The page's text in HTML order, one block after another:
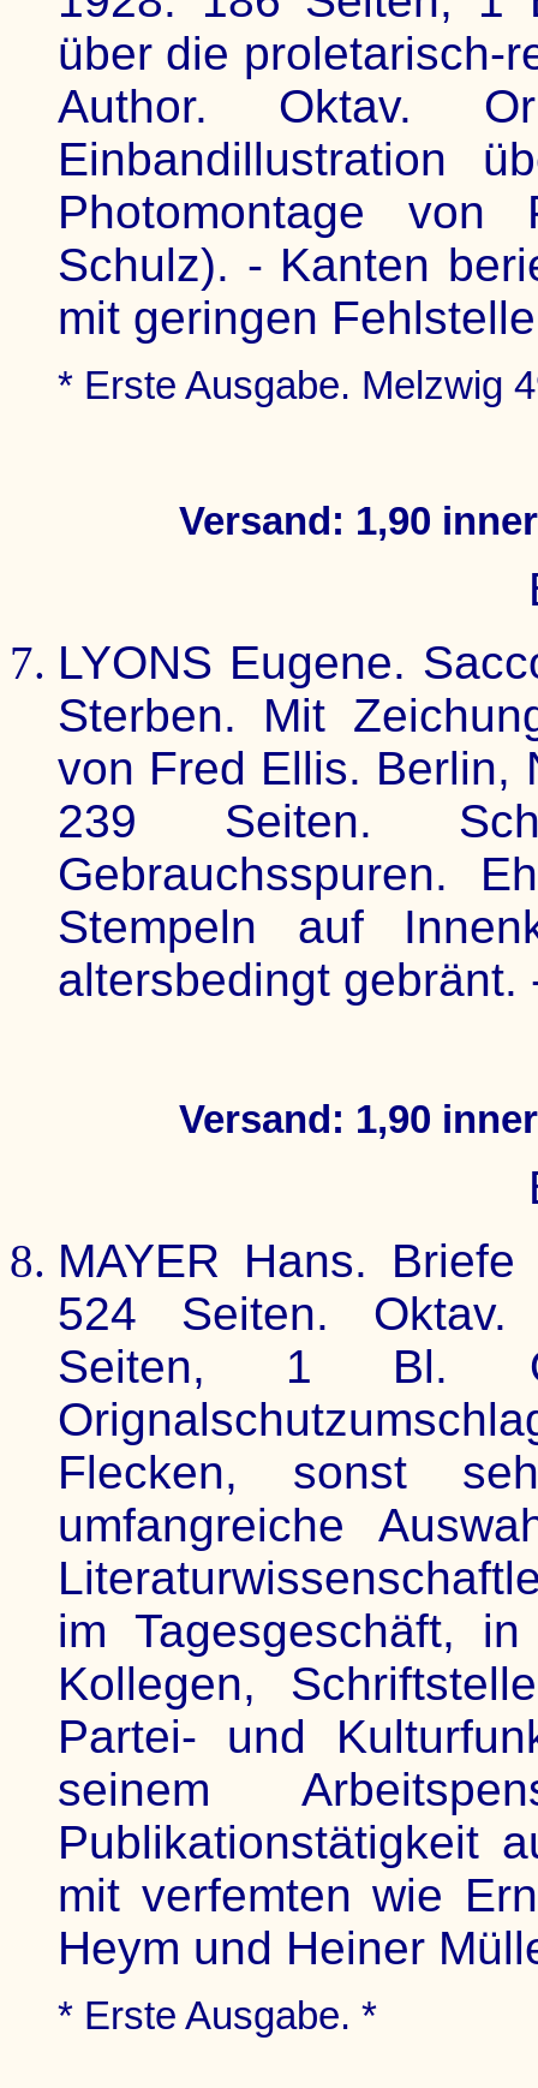
über die proletarisch-
Author. Oktav.
Einbandillustration
Photomontage
Schulz). - Kanten
mit geringen
* Erste Ausgabe. Melzwig
Versand: 1,90
LYONS Eugene.
Sterben. Mit
von Fred Ellis. Berlin,
239 Seiten.
Gebrauchsspuren.
Stempeln auf
altersbedingt gebränt.
Versand: 1,90
MAYER Hans.
524 Seiten. Oktav.
Seiten, 1 Bl.
Flecken, sonst
umfangreiche
im Tagesgeschäft,
Kollegen,
Partei- und
seinem
Publikationstätigkeit
mit verfemten wie
Heym und Heiner
* Erste Ausgabe. *